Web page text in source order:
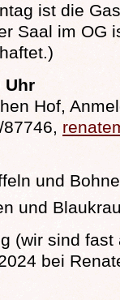
ist die
Saal im OG
Uhr
Hof,
und
und
(wir sind fast
bei